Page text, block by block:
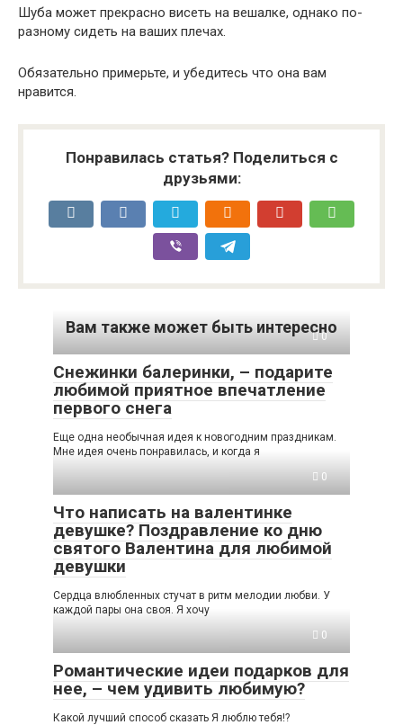
Шуба может прекрасно висеть на вешалке, однако по-
разному сидеть на ваших плечах.
Обязательно примерьте, и убедитесь что она вам
нравится.
Понравилась статья? Поделиться с
друзьями:
Вам также может быть интересно
0
Снежинки балеринки, – подарите
любимой приятное впечатление
первого снега
Еще одна необычная идея к новогодним праздникам.
Мне идея очень понравилась, и когда я
0
Что написать на валентинке
девушке? Поздравление ко дню
святого Валентина для любимой
девушки
Сердца влюбленных стучат в ритм мелодии любви. У
каждой пары она своя. Я хочу
0
Романтические идеи подарков для
нее, – чем удивить любимую?
Какой лучший способ сказать Я люблю тебя!?